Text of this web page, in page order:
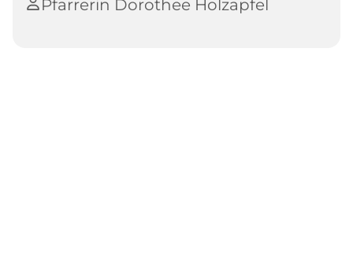
Pfarrerin Dorothee Holzapfel